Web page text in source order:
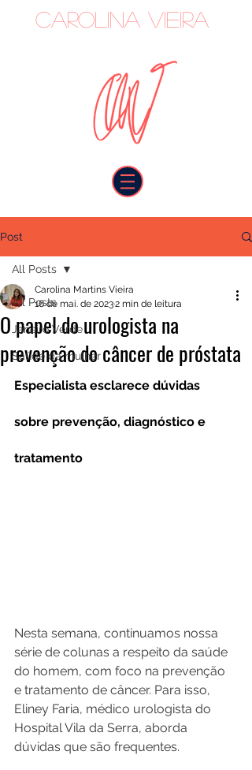
Carolina Vieira
Post
All Posts
Janeiro Verde
Saúde da mulher
All Posts
O papel do urologista na
prevenção do câncer de próstata
Carolina Martins Vieira
16 de mai. de 20232 min de leitura
Especialista esclarece dúvidas
sobre prevenção, diagnóstico e
tratamento
Nesta semana, continuamos nossa
série de colunas a respeito da saúde
do homem, com foco na prevenção
e tratamento de câncer. Para isso,
Eliney Faria, médico urologista do
Hospital Vila da Serra, aborda
dúvidas que são frequentes.